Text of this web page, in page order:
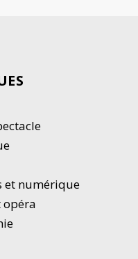
et numérique
opéra